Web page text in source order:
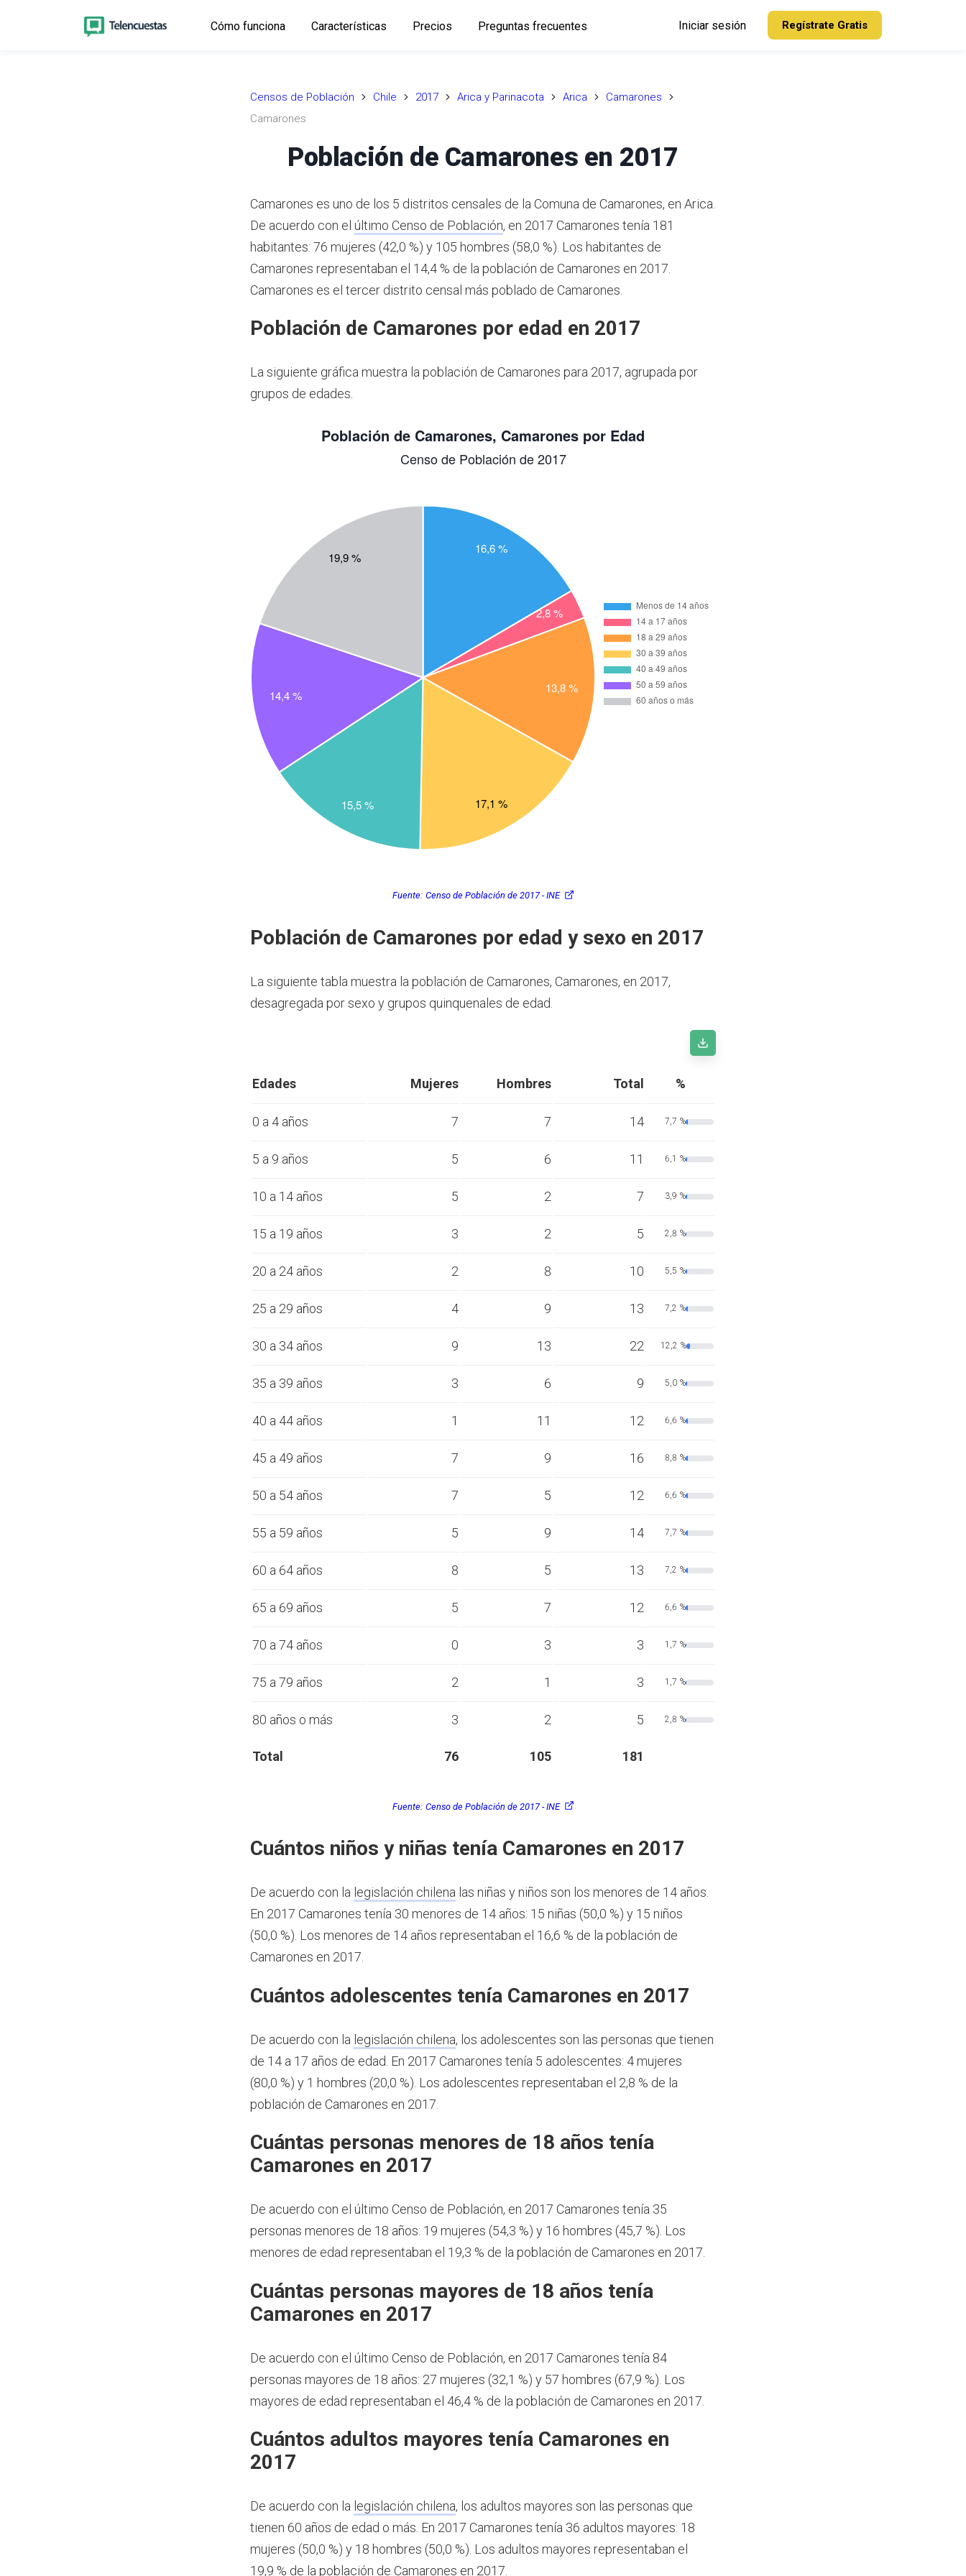
Cómo funciona Características Precios Preguntas frecuentes Iniciar sesión Regístrate Gratis
Censos de Población Chile 2017 Arica y Parinacota Arica
Camarones
Camarones
Población de Camarones en 2017
Camarones es uno de los 5 distritos censales de la Comuna de Camarones, en Arica.
De acuerdo con el último Censo de Población, en 2017 Camarones tenía 181
habitantes: 76 mujeres (42,0 %) y 105 hombres (58,0 %). Los habitantes de
Camarones representaban el 14,4 % de la población de Camarones en 2017.
Camarones es el tercer distrito censal más poblado de Camarones.
Población de Camarones por edad en 2017
La siguiente gráfica muestra la población de Camarones para 2017, agrupada por
grupos de edades.
Fuente: Censo de Población de 2017 - INE
Población de Camarones por edad y sexo en 2017
La siguiente tabla muestra la población de Camarones, Camarones, en 2017,
desagregada por sexo y grupos quinquenales de edad.
Edades Mujeres Hombres Total %
0 a 4 años 7 7 14 7,7 %
5 a 9 años 5 6 11 6,1 %
10 a 14 años 5 2 7 3,9 %
15 a 19 años 3 2 5 2,8 %
20 a 24 años 2 8 10 5,5 %
25 a 29 años 4 9 13 7,2 %
30 a 34 años 9 13 22 12,2 %
35 a 39 años 3 6 9 5,0 %
40 a 44 años 1 11 12 6,6 %
45 a 49 años 7 9 16 8,8 %
50 a 54 años 7 5 12 6,6 %
55 a 59 años 5 9 14 7,7 %
60 a 64 años 8 5 13 7,2 %
65 a 69 años 5 7 12 6,6 %
70 a 74 años 0 3 3 1,7 %
75 a 79 años 2 1 3 1,7 %
80 años o más 3 2 5 2,8 %
Total 76 105 181
Fuente: Censo de Población de 2017 - INE
Cuántos niños y niñas tenía Camarones en 2017
De acuerdo con la legislación chilena las niñas y niños son los menores de 14 años.
En 2017 Camarones tenía 30 menores de 14 años: 15 niñas (50,0 %) y 15 niños
(50,0 %). Los menores de 14 años representaban el 16,6 % de la población de
Camarones en 2017.
Cuántos adolescentes tenía Camarones en 2017
De acuerdo con la legislación chilena, los adolescentes son las personas que tienen
de 14 a 17 años de edad. En 2017 Camarones tenía 5 adolescentes: 4 mujeres
(80,0 %) y 1 hombres (20,0 %). Los adolescentes representaban el 2,8 % de la
población de Camarones en 2017.
Cuántas personas menores de 18 años tenía
Camarones en 2017
De acuerdo con el último Censo de Población, en 2017 Camarones tenía 35
personas menores de 18 años: 19 mujeres (54,3 %) y 16 hombres (45,7 %). Los
menores de edad representaban el 19,3 % de la población de Camarones en 2017.
Cuántas personas mayores de 18 años tenía
Camarones en 2017
De acuerdo con el último Censo de Población, en 2017 Camarones tenía 84
personas mayores de 18 años: 27 mujeres (32,1 %) y 57 hombres (67,9 %). Los
mayores de edad representaban el 46,4 % de la población de Camarones en 2017.
Cuántos adultos mayores tenía Camarones en
2017
De acuerdo con la legislación chilena, los adultos mayores son las personas que
tienen 60 años de edad o más. En 2017 Camarones tenía 36 adultos mayores: 18
mujeres (50,0 %) y 18 hombres (50,0 %). Los adultos mayores representaban el
19,9 % de la población de Camarones en 2017.